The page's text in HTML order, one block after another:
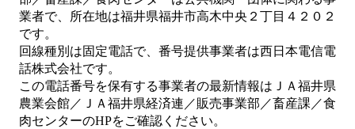
業者で、所在地は福井県福井市高木中央２丁目４２０２
です。
回線種別は固定電話で、番号提供事業者は西日本電信電
話株式会社です。
この電話番号を保有する事業者の最新情報は ＪＡ福井県
農業会館／ＪＡ福井県経済連／販売事業部／畜産課／食
肉センターのHPをご確認ください。